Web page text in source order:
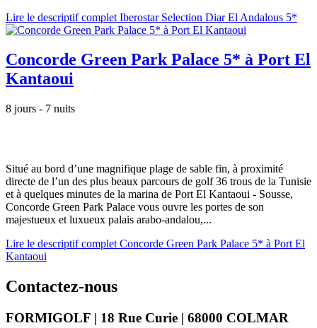
Lire le descriptif complet Iberostar Selection Diar El Andalous 5*
Concorde Green Park Palace 5* à Port El
Kantaoui
8 jours - 7 nuits
Situé au bord d’une magnifique plage de sable fin, à proximité
directe de l’un des plus beaux parcours de golf 36 trous de la Tunisie
et à quelques minutes de la marina de Port El Kantaoui - Sousse,
Concorde Green Park Palace vous ouvre les portes de son
majestueux et luxueux palais arabo-andalou,...
Lire le descriptif complet Concorde Green Park Palace 5* à Port El
Kantaoui
Contactez-nous
FORMIGOLF | 18 Rue Curie | 68000 COLMAR